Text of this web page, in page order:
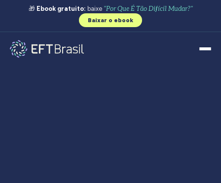
🎁 Ebook gratuito: baixe "Por Que É Tão Difícil Mudar?"
Baixar o ebook